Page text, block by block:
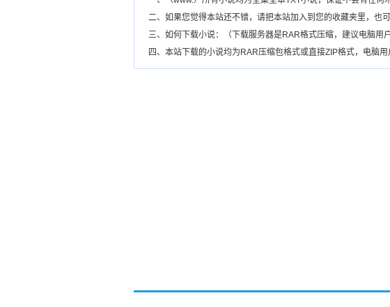
二、如果您觉得本站还不错，请把本站加入到您的收藏夹里，也
三、如何下载小说：（下载服务器是RAR格式压缩，建议电脑用
四、本站下载的小说均为RAR压缩包格式或直接ZIP格式，电脑